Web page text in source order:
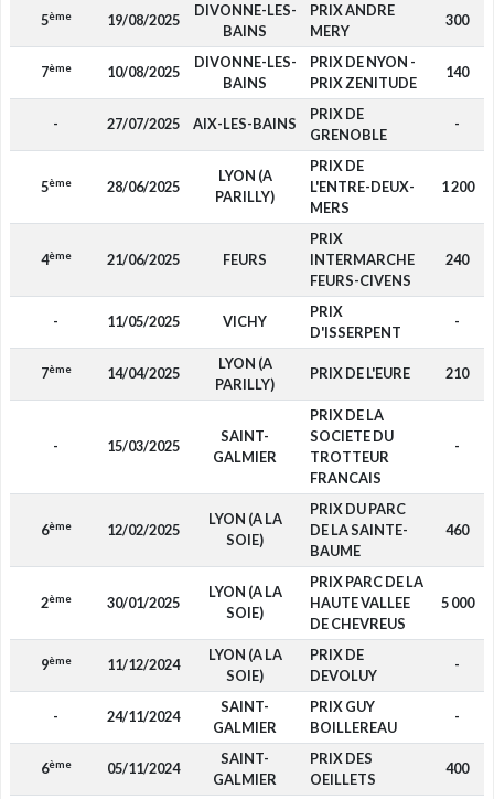
5ème 19/08/2025
DIVONNE-LES-
BAINS
PRIX ANDRE
MERY
300
7ème 10/08/2025
DIVONNE-LES-
BAINS
PRIX DE NYON -
PRIX ZENITUDE
140
- 27/07/2025 AIX-LES-BAINS
PRIX DE
GRENOBLE
-
5ème 28/06/2025
LYON (A
PARILLY)
PRIX DE
L'ENTRE-DEUX-
MERS
1 200
4ème 21/06/2025 FEURS
PRIX
INTERMARCHE
FEURS-CIVENS
240
- 11/05/2025 VICHY
PRIX
D'ISSERPENT
-
7ème 14/04/2025
LYON (A
PARILLY)
PRIX DE L'EURE 210
- 15/03/2025
SAINT-
GALMIER
PRIX DE LA
SOCIETE DU
TROTTEUR
FRANCAIS
-
6ème 12/02/2025
LYON (A LA
SOIE)
PRIX DU PARC
DE LA SAINTE-
BAUME
460
2ème 30/01/2025
LYON (A LA
SOIE)
PRIX PARC DE LA
HAUTE VALLEE
DE CHEVREUS
5 000
9ème 11/12/2024
LYON (A LA
SOIE)
PRIX DE
DEVOLUY
-
- 24/11/2024
SAINT-
GALMIER
PRIX GUY
BOILLEREAU
-
6ème 05/11/2024
SAINT-
GALMIER
PRIX DES
OEILLETS
400